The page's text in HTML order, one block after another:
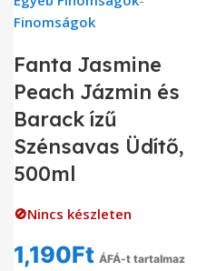
Finomságok
Fanta Jasmine
Peach Jázmin és
Barack ízű
Szénsavas Üdítő,
500ml
🚫Nincs készleten
1,190Ft ÁFÁ-t tartalmaz